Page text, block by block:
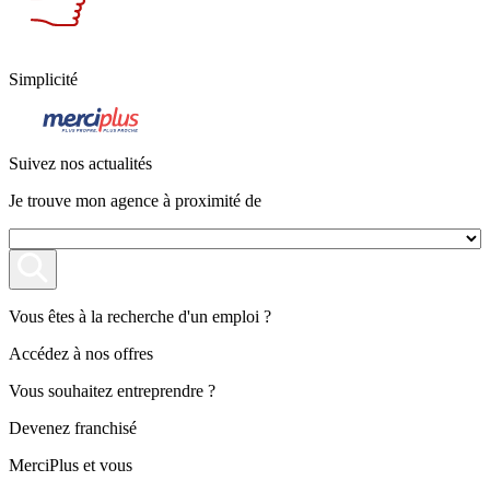
Simplicité
Suivez nos actualités
Je trouve mon agence à proximité de
Vous êtes à la recherche d'un emploi ?
Accédez à nos offres
Vous souhaitez entreprendre ?
Devenez franchisé
MerciPlus et vous